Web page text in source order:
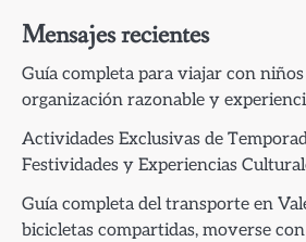
Mensajes recientes
Guía completa para viajar con
organización razonable y
Actividades Exclusivas de
Festividades y Experiencias
Guía completa del transporte en
bicicletas compartidas, moverse